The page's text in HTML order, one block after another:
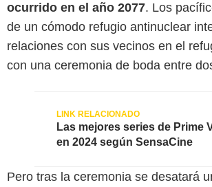
ocurrido en el año 2077. Los
de un cómodo refugio antinuclear
relaciones con sus vecinos en el
con una ceremonia de boda entre
Las mejores series de Prime
en 2024 según SensaCine
Pero tras la ceremonia se desatará